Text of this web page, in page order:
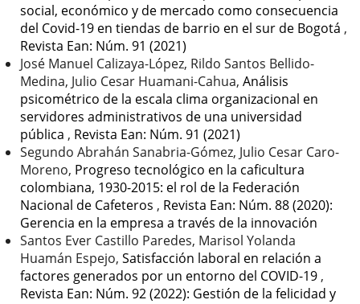
social, económico y de mercado como consecuencia
del Covid-19 en tiendas de barrio en el sur de Bogotá ,
Revista Ean: Núm. 91 (2021)
José Manuel Calizaya-López, Rildo Santos Bellido-
Medina, Julio Cesar Huamani-Cahua, Análisis
psicométrico de la escala clima organizacional en
servidores administrativos de una universidad
pública , Revista Ean: Núm. 91 (2021)
Segundo Abrahán Sanabria-Gómez, Julio Cesar Caro-
Moreno, Progreso tecnológico en la caficultura
colombiana, 1930-2015: el rol de la Federación
Nacional de Cafeteros , Revista Ean: Núm. 88 (2020):
Gerencia en la empresa a través de la innovación
Santos Ever Castillo Paredes, Marisol Yolanda
Huamán Espejo, Satisfacción laboral en relación a
factores generados por un entorno del COVID-19 ,
Revista Ean: Núm. 92 (2022): Gestión de la felicidad y